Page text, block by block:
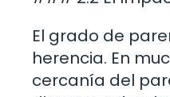
El grado de
herencia. En
cercanía del